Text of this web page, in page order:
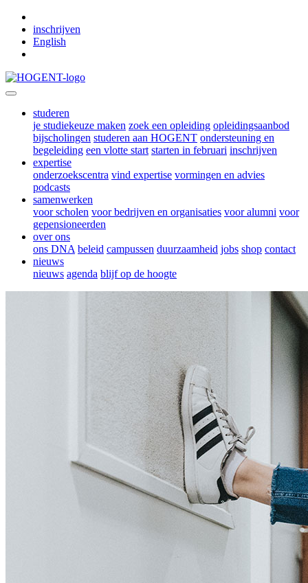
inschrijven
English
studeren
je studiekeuze maken zoek een opleiding opleidingsaanbod
bijscholingen studeren aan HOGENT ondersteuning en
begeleiding een vlotte start starten in februari inschrijven
expertise
onderzoekscentra vind expertise vormingen en advies
podcasts
samenwerken
voor scholen voor bedrijven en organisaties voor alumni voor
gepensioneerden
over ons
ons DNA beleid campussen duurzaamheid jobs shop contact
nieuws
nieuws agenda blijf op de hoogte